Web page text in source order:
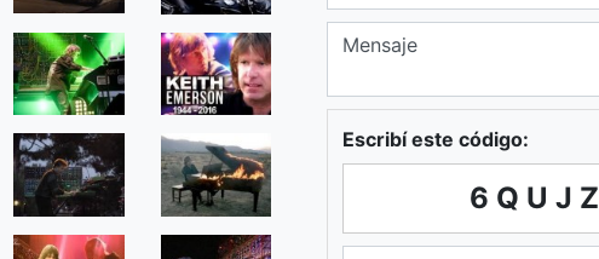
Escribí este código:
6QUJZ